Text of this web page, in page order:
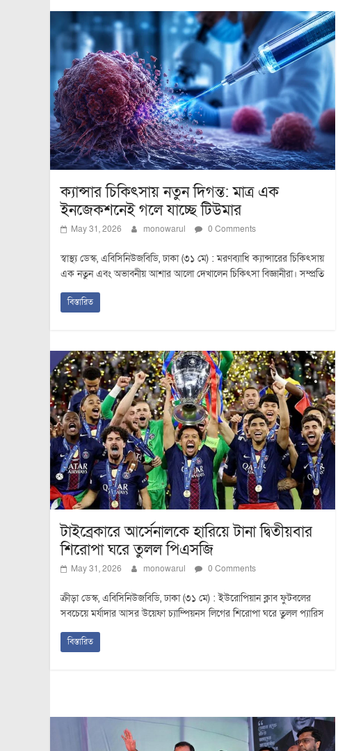
ক্যান্সার চিকিৎসায় নতুন দিগন্ত: মাত্র এক
ইনজেকশনেই গলে যাচ্ছে টিউমার
May 31, 2026 monowarul 0 Comments
স্বাস্থ্য ডেস্ক, এবিসিনিউজবিডি, ঢাকা (৩১ মে) : মরণব্যাধি ক্যান্সারের চিকিৎসায়
এক নতুন এবং অভাবনীয় আশার আলো দেখালেন চিকিৎসা বিজ্ঞানীরা। সম্প্রতি
বিস্তারিত
টাইব্রেকারে আর্সেনালকে হারিয়ে টানা দ্বিতীয়বার
শিরোপা ঘরে তুলল পিএসজি
May 31, 2026 monowarul 0 Comments
ক্রীড়া ডেস্ক, এবিসিনিউজবিডি, ঢাকা (৩১ মে) : ইউরোপিয়ান ক্লাব ফুটবলের
সবচেয়ে মর্যাদার আসর উয়েফা চ্যাম্পিয়নস লিগের শিরোপা ঘরে তুলল প্যারিস
বিস্তারিত